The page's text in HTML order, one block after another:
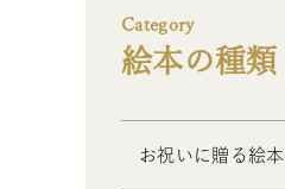
Category
絵本の種類
お祝いに贈る絵本